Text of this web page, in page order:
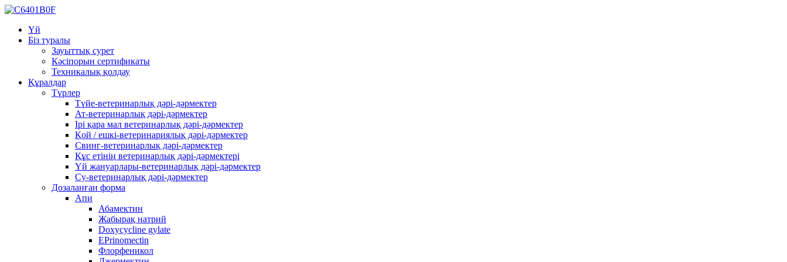
Үй
Біз туралы
Зауыттық сурет
Кәсіпорын сертификаты
Техникалық қолдау
Құралдар
Түрлер
Түйе-ветеринарлық дәрі-дәрмектер
Ат-ветеринарлық дәрі-дәрмектер
Ірі қара мал ветеринарлық дәрі-дәрмектер
Қой / ешкі-ветеринариялық дәрі-дәрмектер
Свинг-ветеринарлық дәрі-дәрмектер
Құс етінің ветеринарлық дәрі-дәрмектері
Үй жануарлары-ветеринарлық дәрі-дәрмектер
Су-ветеринарлық дәрі-дәрмектер
Дозаланған форма
Апи
Абамектин
Жабырақ натрий
Doxycycline gylate
EPrinomectin
Флорфеникол